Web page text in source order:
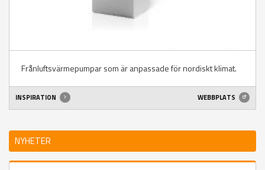
Frånluftsvärmepumpar som är anpassade för nordiskt klimat.
INSPIRATION WEBBPLATS
NYHETER